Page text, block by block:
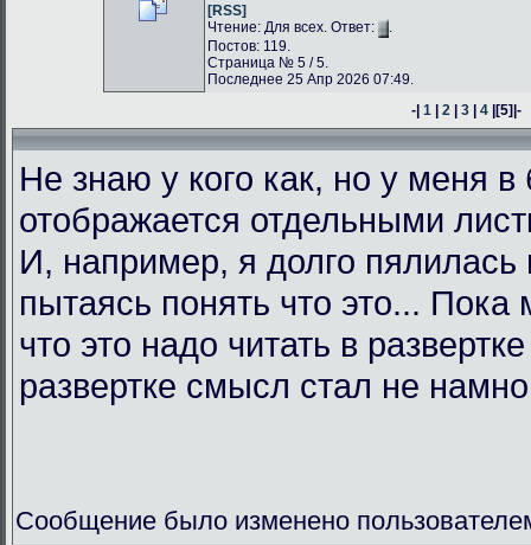
[RSS]
Чтение: Для всех. Ответ:
.
Постов: 119.
Страница № 5 / 5.
Последнее 25 Апр 2026 07:49.
-|1 |2 |3 |4 |[5]|-
Не знаю у кого как, но у меня в
отображается отдельными
И, например, я долго пялилась
пытаясь понять что это... Пока
что это надо читать в
развертке смысл стал не
Сообщение было изменено